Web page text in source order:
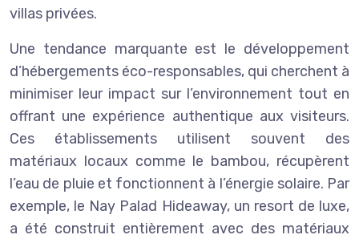
villas privées.
Une tendance marquante est le développement
d’hébergements éco-responsables, qui cherchent à
minimiser leur impact sur l’environnement tout en
offrant une expérience authentique aux visiteurs.
Ces établissements utilisent souvent des
matériaux locaux comme le bambou, récupèrent
l’eau de pluie et fonctionnent à l’énergie solaire. Par
exemple, le Nay Palad Hideaway, un resort de luxe,
a été construit entièrement avec des matériaux